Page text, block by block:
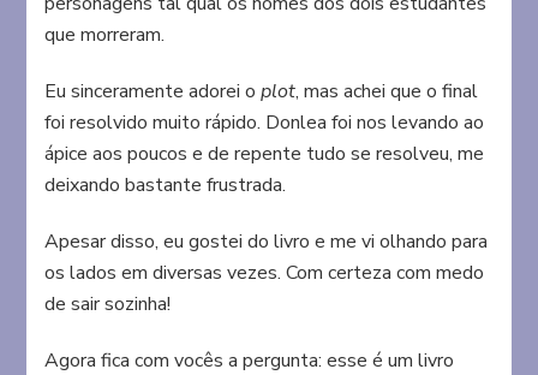
que morreram.
Eu sinceramente adorei oplot, mas achei que o final
foi resolvido muito rápido. Donlea foi nos levando ao
ápice aos poucos e de repente tudo se resolveu, me
deixando bastante frustrada.
Apesar disso, eu gostei do livro e me vi olhando para
os lados em diversas vezes. Com certeza com medo
de sair sozinha!
Agora fica com vocês a pergunta: esse é um livro